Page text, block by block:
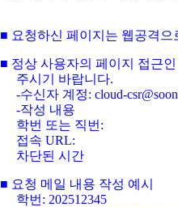
■ 요청하신 페이지는 웹공격
■ 정상 사용자의 페이지 접근
주시기 바랍니다.
-수신자 계정: cloud-
-작성 내용
학번 또는 직번:
접속 URL:
차단된 시간
■ 요청 메일 내용 작성 예시
학번: 202512345